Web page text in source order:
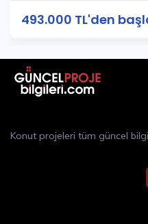
493.000 TL'den
Konut projeleri tüm güncel